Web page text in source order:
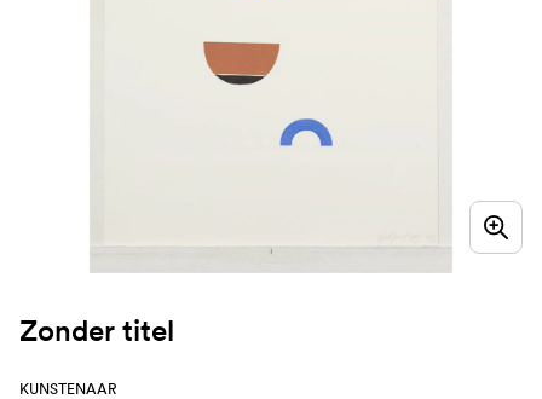
Zonder titel
KUNSTENAAR